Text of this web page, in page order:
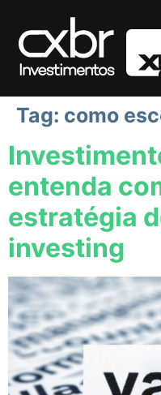
Tag: como
entenda
estratégia
investing